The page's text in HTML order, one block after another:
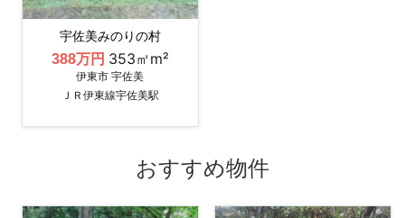
宇佐美みのりの村
388万円 353㎡m²
伊東市 宇佐美
ＪＲ伊東線宇佐美駅
おすすめ物件